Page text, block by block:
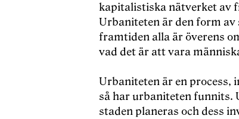
kapitalistiska nätverket av
Urbaniteten är den form av
framtiden alla är överens
vad det är att vara
Urbaniteten är en process,
så har urbaniteten funnits.
staden planeras och dess